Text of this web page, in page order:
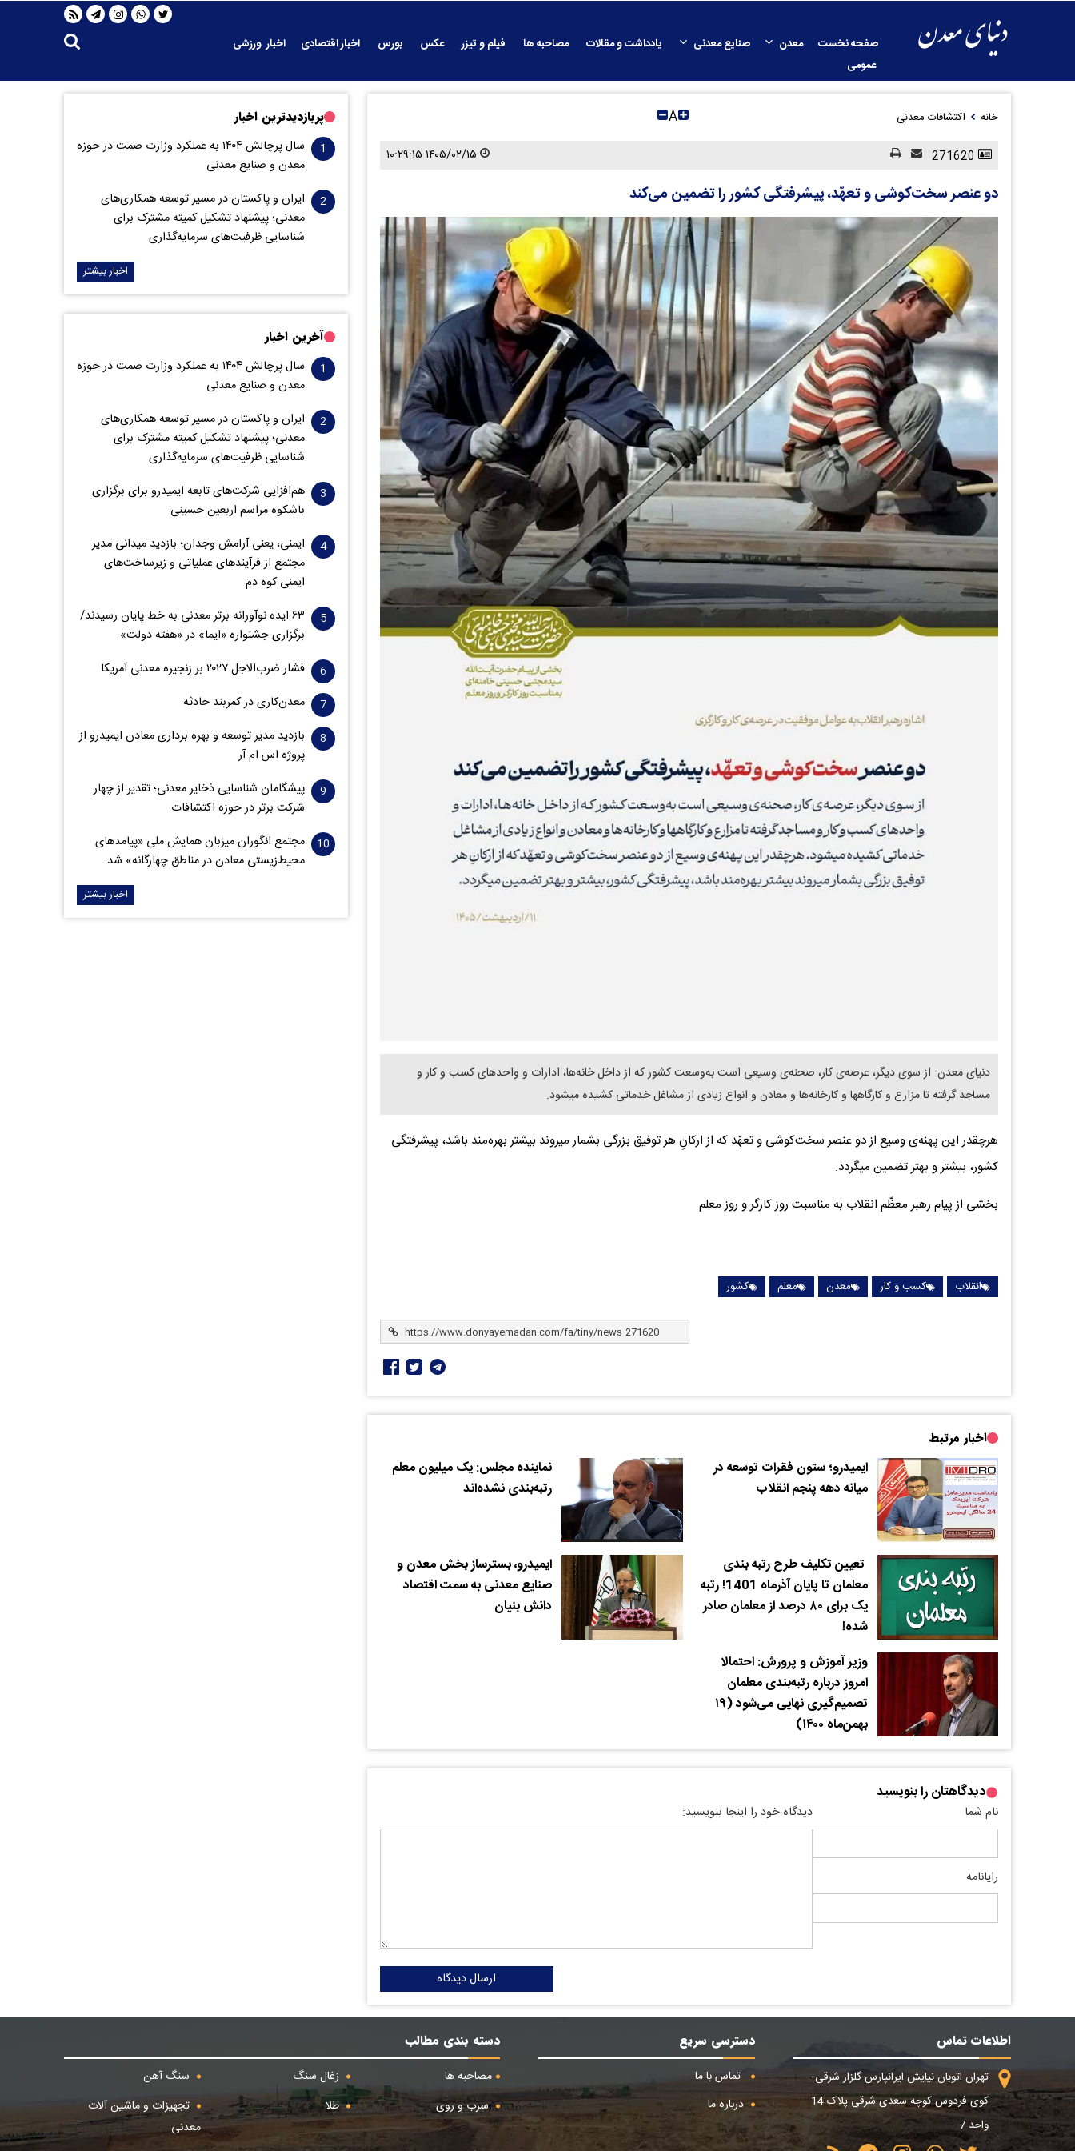
صفحه نخست معدن صنایع معدنی یادداشت و مقالات مصاحبه ها فیلم و تیزر عکس بورس اخبار اقتصادی
اخبار ورزشی
عمومی
خانه اکتشافات معدنی A
۱۴۰۵/۰۲/۱۵ ۱۰:۲۹:۱۵
دو عنصر سخت‌کوشی و تعهّد، پیشرفتگی کشور را تضمین می‌کند
دنیای معدن: از سوی دیگر، عرصه‌ی کار، صحنه‌ی وسیعی است به‌وسعت کشور که از داخل خانه‌ها، ادارات و واحدهای کسب و کار و
مساجد گرفته تا مزارع و کارگاهها و کارخانه‌ها و معادن و انواع زیادی از مشاغل خدماتی کشیده میشود.
هرچقدر این پهنه‌ی وسیع از دو عنصر سخت‌کوشی و تعهّد که از ارکانِ هر توفیق بزرگی بشمار میروند بیشتر بهره‌مند باشد، پیشرفتگی
کشور، بیشتر و بهتر تضمین میگردد.
بخشی از پیام رهبر معظّم انقلاب به مناسبت روز کارگر و روز معلم
انقلاب کسب و کار معدن معلم کشور
اخبار مرتبط
ایمیدرو؛ ستون فقرات توسعه در
میانه دهه پنجم انقلاب
نماینده مجلس: یک میلیون معلم
رتبه‌بندی نشده‌اند
تعیین تکلیف طرح رتبه بندی
معلمان تا پایان آذرماه 1401! رتبه
یک برای ۸۰ درصد از معلمان صادر
شده!
ایمیدرو، بسترساز بخش معدن و
صنایع معدنی به سمت اقتصاد
دانش بنیان
وزیر آموزش و پرورش: احتمالا
امروز درباره رتبه‌بندی معلمان
تصمیم‌گیری نهایی می‌شود (۱۹
بهمن‌ماه ۱۴۰۰)
دیدگاهتان را بنویسید
نام شما
رایانامه
دیدگاه خود را اینجا بنویسید:
ارسال دیدگاه
پربازدیدترین اخبار
سال پرچالش ۱۴۰۴ به عملکرد وزارت صمت در حوزه
معدن و صنایع معدنی
ایران و پاکستان در مسیر توسعه همکاری‌های
معدنی؛ پیشنهاد تشکیل کمیته مشترک برای
شناسایی ظرفیت‌های سرمایه‌گذاری
اخبار بیشتر
آخرین اخبار
سال پرچالش ۱۴۰۴ به عملکرد وزارت صمت در حوزه
معدن و صنایع معدنی
ایران و پاکستان در مسیر توسعه همکاری‌های
معدنی؛ پیشنهاد تشکیل کمیته مشترک برای
شناسایی ظرفیت‌های سرمایه‌گذاری
هم‌افزایی شرکت‌های تابعه ایمیدرو برای برگزاری
باشکوه مراسم اربعین حسینی
ایمنی، یعنی آرامش وجدان؛ بازدید میدانی مدیر
مجتمع از فرآیندهای عملیاتی و زیرساخت‌های
ایمنی کوه دم
۶۳ ایده نوآورانه برتر معدنی به خط پایان رسیدند/
برگزاری جشنواره «ایما» در «هفته دولت»
فشار ضرب‌الاجل ۲۰۲۷ بر زنجیره معدنی آمریکا
معدن‌کاری در کمربند حادثه
بازدید مدیر توسعه و بهره برداری معادن ایمیدرو از
پروژه اس ام آر
پیشگامان شناسایی ذخایر معدنی؛ تقدیر از چهار
شرکت برتر در حوزه اکتشافات‌
مجتمع انگوران میزبان همایش ملی «پیامدهای
محیط‌زیستی معادن در مناطق چهارگانه» شد
اخبار بیشتر
اطلاعات تماس
تهران-اتوبان نیایش-ایرانپارس-گلزار شرقی-
کوی فردوس-کوچه سعدی شرقی-پلاک 14
واحد 7
دسترسی سریع
تماس با ما
درباره ما
دسته بندی مطالب
مصاحبه ها
زغال سنگ
سنگ آهن
سرب و روی
طلا
تجهیزات و ماشین آلات
معدنی